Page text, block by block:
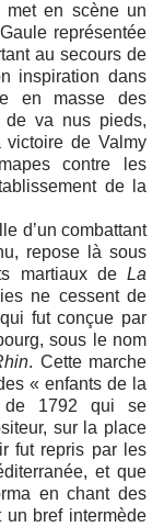
met en scène un
représentée
au secours de
inspiration dans
en masse des
de va nus pieds,
victoire de Valmy
contre les
de la
d’un combattant
repose là sous
martiaux de La
ne cessent de
fut conçue par
sous le nom
. Cette marche
« enfants de la
de 1792 qui se
sur la place
fut repris par les
et que
en chant des
un bref intermède